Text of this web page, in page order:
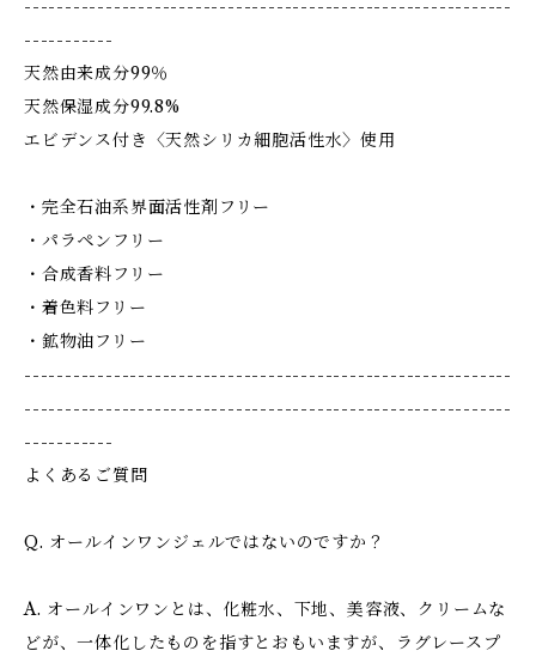
------------------------------------------------------------
-----------
天然由来成分99％
天然保湿成分99.8%
エビデンス付き〈天然シリカ細胞活性水〉使用
・完全石油系界面活性剤フリー
・パラペンフリー
・合成香料フリー
・着色料フリー
・鉱物油フリー
------------------------------------------------------------
------------------------------------------------------------
-----------
よくあるご質問
Q. オールインワンジェルではないのですか？
A. オールインワンとは、化粧水、下地、美容液、クリームな
どが、一体化したものを指すとおもいますが、ラグレースプ